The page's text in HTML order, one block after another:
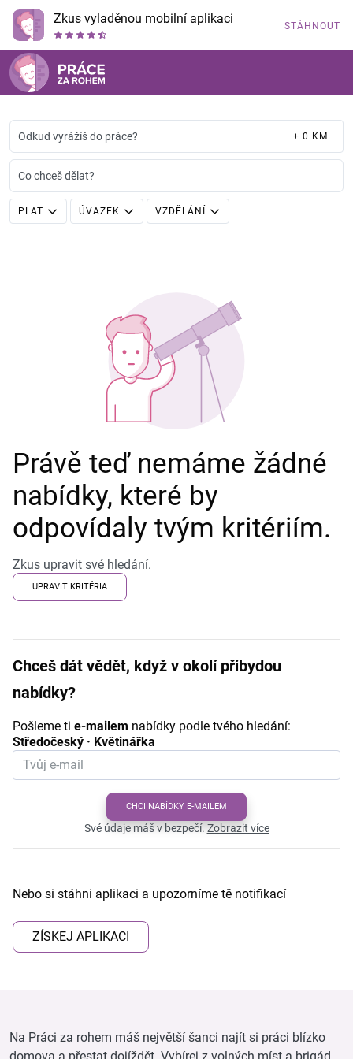
Zkus vyladěnou mobilní aplikaci STÁHNOUT
Odkud vyrážíš do práce? + 0 KM
Co chceš dělat?
PLAT ÚVAZEK VZDĚLÁNÍ
Právě teď nemáme žádné
nabídky, které by
odpovídaly tvým kritériím.
Zkus upravit své hledání.
UPRAVIT KRITÉRIA
Chceš dát vědět, když v okolí přibydou
nabídky?
Pošleme ti e-mailem nabídky podle tvého hledání:
Středočeský · Květinářka
CHCI NABÍDKY E-MAILEM
Své údaje máš v bezpečí.Zobrazit více
Nebo si stáhni aplikaci a upozorníme tě notifikací
ZÍSKEJ APLIKACI
Na Práci za rohem máš největší šanci najít si práci blízko
domova a přestat dojíždět. Vybírej z volných míst a brigád